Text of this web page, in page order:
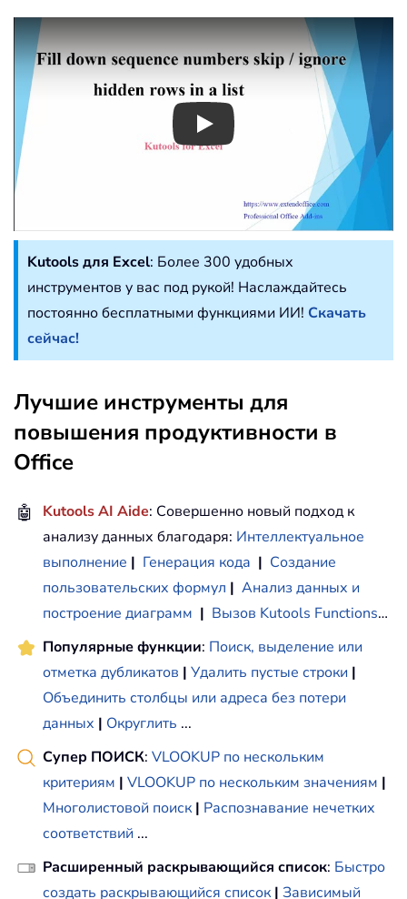
Play
Kutools для Excel: Более 300 удобных
инструментов у вас под рукой! Наслаждайтесь
постоянно бесплатными функциями ИИ! Скачать
сейчас!
Лучшие инструменты для
повышения продуктивности в
Office
🤖 Kutools AI Aide: Совершенно новый подход к
анализу данных благодаря: Интеллектуальное
выполнение | Генерация кода | Создание
пользовательских формул | Анализ данных и
построение диаграмм | Вызов Kutools Functions…
Популярные функции: Поиск, выделение или
отметка дубликатов | Удалить пустые строки |
Объединить столбцы или адреса без потери
данных | Округлить ...
Супер ПОИСК: VLOOKUP по нескольким
критериям | VLOOKUP по нескольким значениям |
Многолистовой поиск | Распознавание нечетких
соответствий ...
Расширенный раскрывающийся список: Быстро
создать раскрывающийся список | Зависимый